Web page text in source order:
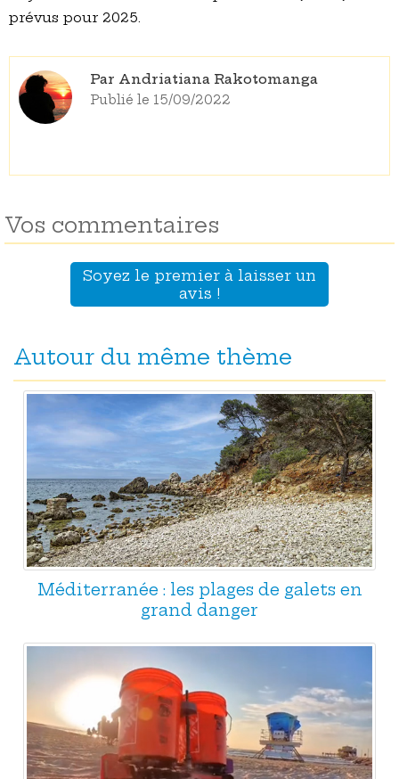
prévus pour 2025.
Par Andriatiana Rakotomanga
Publié le 15/09/2022
Vos commentaires
Soyez le premier à laisser un
avis !
Autour du même thème
Méditerranée : les plages de galets en
grand danger